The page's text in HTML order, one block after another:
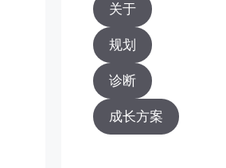
关于
规划
诊断
成长方案